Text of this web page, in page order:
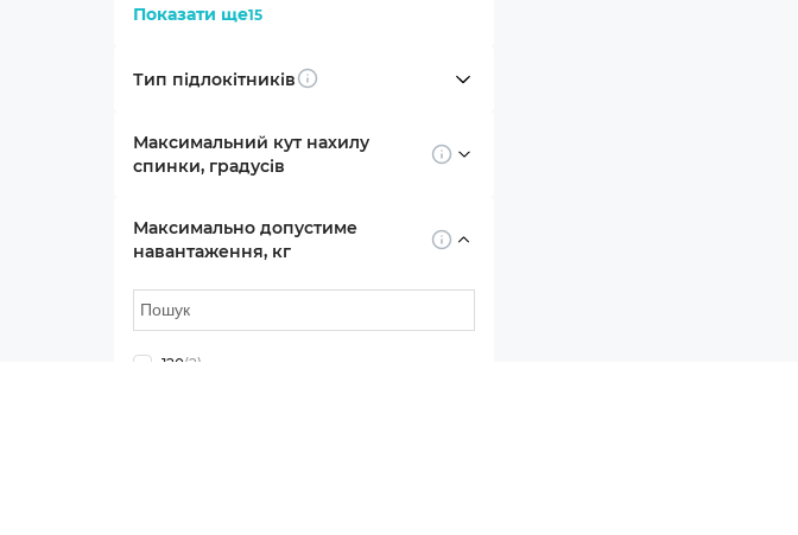
Показати ще15
Тип підлокітників Info
Максимальний кут нахилу
спинки, градусів
Info
Максимально допустиме
навантаження, кг
Info
120(2)